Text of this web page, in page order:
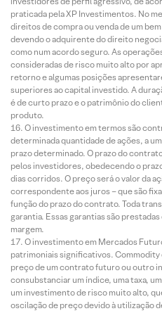
praticada pela XP Investimentos. No
direitos de compra ou venda de um
devendo o adquirente do direito
como num acordo seguro. As
consideradas de risco muito alto por
retorno e algumas posições
superiores ao capital investido. A
é de curto prazo e o patrimônio do
produto.
O investimento em termos são
determinada quantidade de ações, a
prazo determinado. O prazo do
pelos investidores, obedecendo o
dias corridos. O preço será o valor da
correspondente aos juros – que são
função do prazo do contrato. Toda
garantia. Essas garantias são
margem.
O investimento em Mercados
patrimoniais significativos.
preço de um contrato futuro ou outro
consubstanciar um índice, uma taxa,
um investimento de risco muito alto,
oscilação de preço devido à utilização